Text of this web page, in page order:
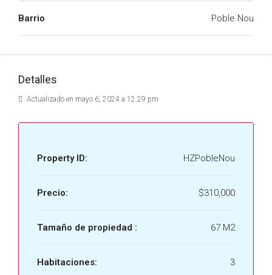
Barrio Poble Nou
Detalles
Actualizado en mayo 6, 2024 a 12:29 pm
Property ID: HZPobleNou
Precio: $310,000
Tamaño de propiedad : 67 M2
Habitaciones: 3